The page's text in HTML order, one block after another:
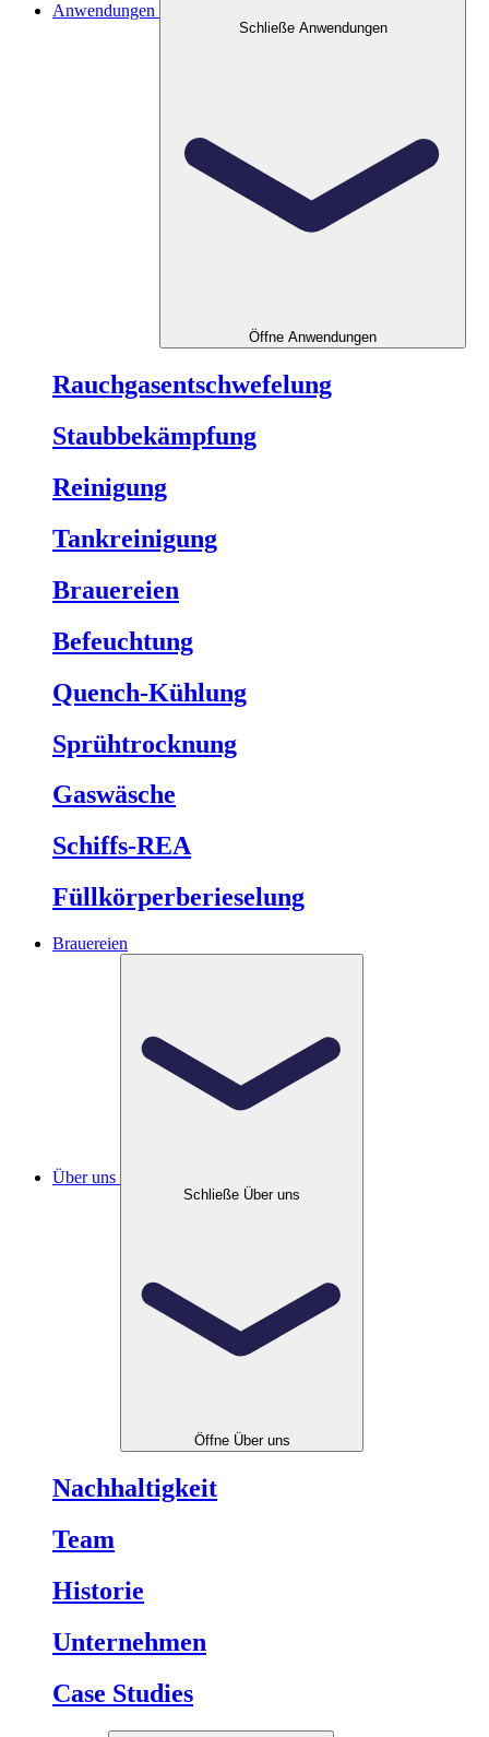
Anwendungen
Schließe Anwendungen
Öffne Anwendungen
Rauchgasentschwefelung
Staubbekämpfung
Reinigung
Tankreinigung
Brauereien
Befeuchtung
Quench-Kühlung
Sprühtrocknung
Gaswäsche
Schiffs-REA
Füllkörperberieselung
Brauereien
Über uns
Schließe Über uns
Öffne Über uns
Nachhaltigkeit
Team
Historie
Unternehmen
Case Studies